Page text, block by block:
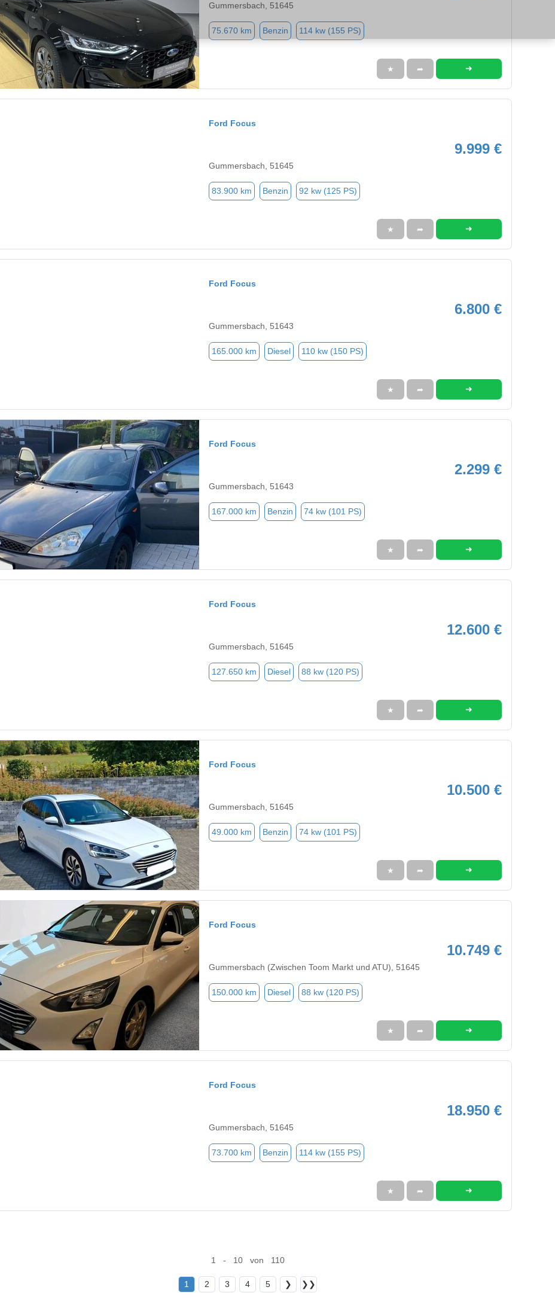
Gummersbach, 51645
75.670 km Benzin 114 kw (155 PS)
★ ➦ ➜
Ford Focus
9.999 €
Gummersbach, 51645
83.900 km Benzin 92 kw (125 PS)
★ ➦ ➜
Ford Focus
6.800 €
Gummersbach, 51643
165.000 km Diesel 110 kw (150 PS)
★ ➦ ➜
Ford Focus
2.299 €
Gummersbach, 51643
167.000 km Benzin 74 kw (101 PS)
★ ➦ ➜
Ford Focus
12.600 €
Gummersbach, 51645
127.650 km Diesel 88 kw (120 PS)
★ ➦ ➜
Ford Focus
10.500 €
Gummersbach, 51645
49.000 km Benzin 74 kw (101 PS)
★ ➦ ➜
Ford Focus
10.749 €
Gummersbach (Zwischen Toom Markt und ATU), 51645
150.000 km Diesel 88 kw (120 PS)
★ ➦ ➜
Ford Focus
18.950 €
Gummersbach, 51645
73.700 km Benzin 114 kw (155 PS)
★ ➦ ➜
1 - 10 von 110
1 2 3 4 5 ❯ ❯❯